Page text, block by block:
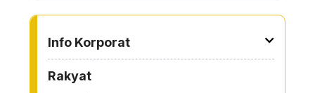
Info Korporat
Rakyat